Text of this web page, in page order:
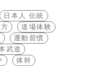
日本人 伝統
道場体験
運動習慣
武道
体幹